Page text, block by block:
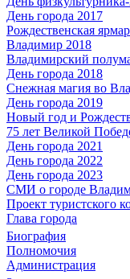
День города 2017
Рождественская
Владимир 2018
Владимирский
День города 2018
Снежная магия во
День города 2019
Новый год и
75 лет Великой
День города 2021
День города 2022
День города 2023
СМИ о городе
Проект туристского
Глава города
Биография
Полномочия
Администрация